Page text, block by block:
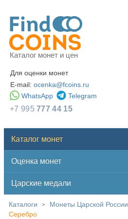
Каталог монет и цен
Для оценки монет
E-mail: ocenka@fcoins.ru
WhatsApp
Telegram
+7 995777 44 15
Каталог монет
Оценка монет
Царские медали
Каталоги > Монеты Царской России
Серебро